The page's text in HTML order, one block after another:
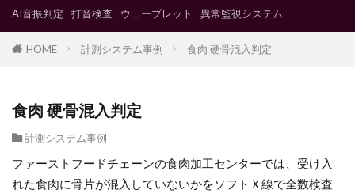
AI音振判定 打音検査 ウェーブレット 異常監視システム
HOME 計測システム事例 食肉 硬骨混入判定
食肉 硬骨混入判定
計測システム事例
ファーストフードチェーンの食肉加工センターでは、受け入
れた食肉に骨片が混入していないかをソフトＸ線で全数検査